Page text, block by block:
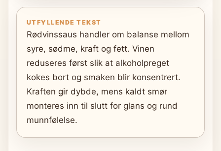
UTFYLLENDE TEKST
Rødvinssaus handler om balanse mellom
syre, sødme, kraft og fett. Vinen
reduseres først slik at alkoholpreget
kokes bort og smaken blir konsentrert.
Kraften gir dybde, mens kaldt smør
monteres inn til slutt for glans og rund
munnfølelse.